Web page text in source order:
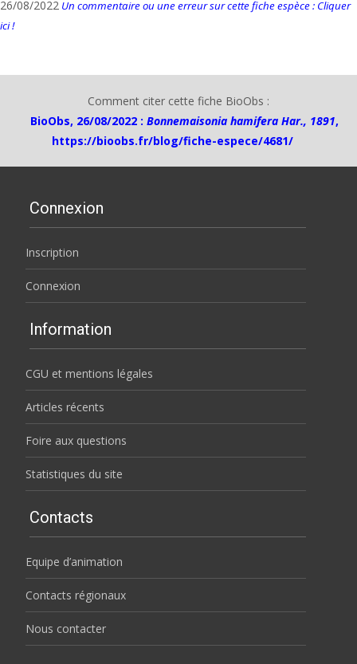
26/08/2022 Un commentaire ou une erreur sur cette fiche espèce : Cliquer
ici !
Comment citer cette fiche BioObs :
BioObs, 26/08/2022 : Bonnemaisonia hamifera Har., 1891,
https://bioobs.fr/blog/fiche-espece/4681/
Connexion
Inscription
Connexion
Information
CGU et mentions légales
Articles récents
Foire aux questions
Statistiques du site
Contacts
Equipe d’animation
Contacts régionaux
Nous contacter